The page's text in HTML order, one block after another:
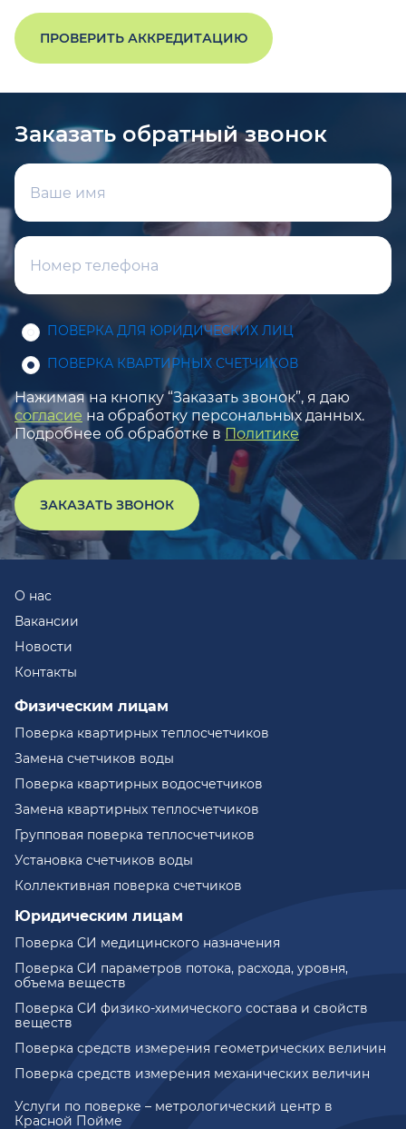
ПРОВЕРИТЬ АККРЕДИТАЦИЮ
Заказать обратный звонок
ПОВЕРКА ДЛЯ ЮРИДИЧЕСКИХ ЛИЦ
ПОВЕРКА КВАРТИРНЫХ СЧЕТЧИКОВ
Нажимая на кнопку “Заказать звонок”, я даю
согласие на обработку персональных данных.
Подробнее об обработке в Политике
ЗАКАЗАТЬ ЗВОНОК
Услуги по поверке – метрологический центр в
Красной Пойме
О нас
Вакансии
Новости
Контакты
Физическим лицам
Поверка квартирных теплосчетчиков
Замена счетчиков воды
Поверка квартирных водосчетчиков
Замена квартирных теплосчетчиков
Групповая поверка теплосчетчиков
Установка счетчиков воды
Коллективная поверка счетчиков
Юридическим лицам
Поверка СИ медицинского назначения
Поверка СИ параметров потока, расхода, уровня,
объема веществ
Поверка СИ физико-химического состава и свойств
веществ
Поверка средств измерения геометрических величин
Поверка средств измерения механических величин